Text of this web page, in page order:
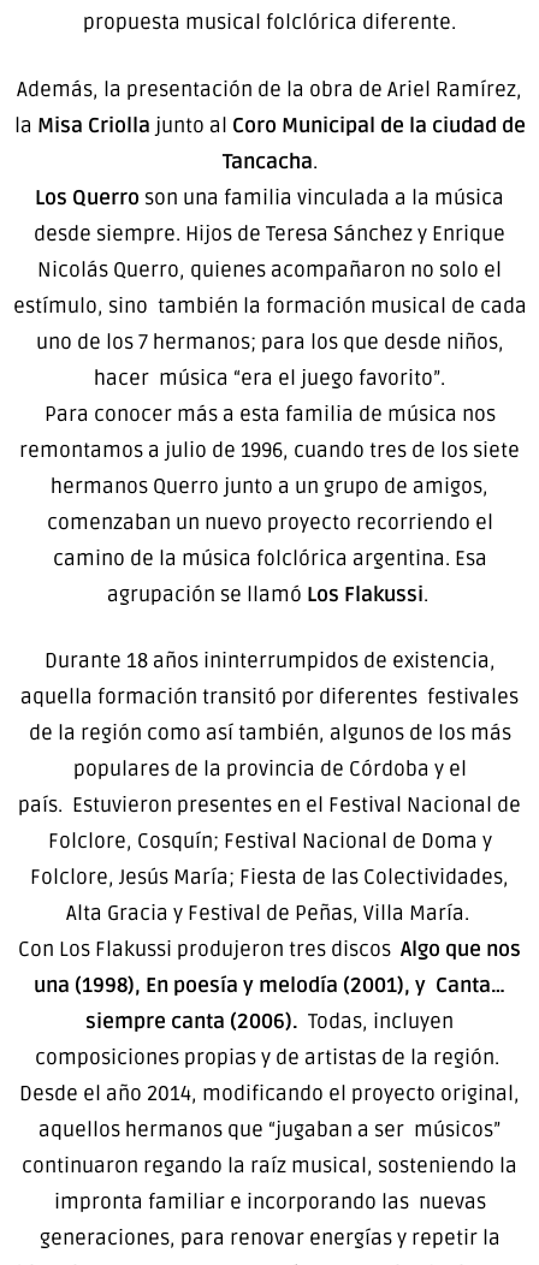
propuesta musical folclórica diferente.
Además, la presentación de la obra de Ariel Ramírez,
la Misa Criolla junto al Coro Municipal de la ciudad de
Tancacha.
Los Querro son una familia vinculada a la música
desde siempre. Hijos de Teresa Sánchez y Enrique
Nicolás Querro, quienes acompañaron no solo el
estímulo, sino también la formación musical de cada
uno de los 7 hermanos; para los que desde niños,
hacer música “era el juego favorito”.
Para conocer más a esta familia de música nos
remontamos a julio de 1996, cuando tres de los siete
hermanos Querro junto a un grupo de amigos,
comenzaban un nuevo proyecto recorriendo el
camino de la música folclórica argentina. Esa
agrupación se llamó Los Flakussi.
Durante 18 años ininterrumpidos de existencia,
aquella formación transitó por diferentes festivales
de la región como así también, algunos de los más
populares de la provincia de Córdoba y el
país. Estuvieron presentes en el Festival Nacional de
Folclore, Cosquín; Festival Nacional de Doma y
Folclore, Jesús María; Fiesta de las Colectividades,
Alta Gracia y Festival de Peñas, Villa María.
Con Los Flakussi produjeron tres discos Algo que nos
una (1998), En poesía y melodía (2001), y Canta…
siempre canta (2006). Todas, incluyen
composiciones propias y de artistas de la región.
Desde el año 2014, modificando el proyecto original,
aquellos hermanos que “jugaban a ser músicos”
continuaron regando la raíz musical, sosteniendo la
impronta familiar e incorporando las nuevas
generaciones, para renovar energías y repetir la